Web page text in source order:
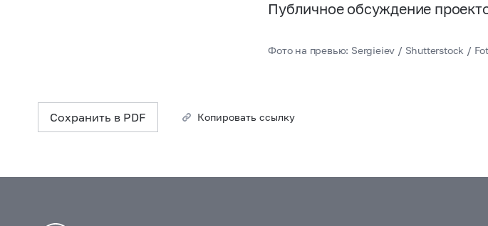
Публичное обсуждение
Фото на превью: Sergieiev / Shutterstock /
Сохранить в PDF Копировать ссылку